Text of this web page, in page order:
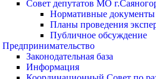
Совет депутатов МО
Нормативные документы
Планы проведения
Публичное обсуждение
Предпринимательство
Законодательная база
Информация